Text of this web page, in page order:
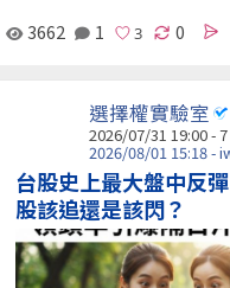
3662 1 0
選擇權實驗室
2026/07/31 19:00 -
2026/08/01 15:18 -
台股史上最大盤中反
股該追還是該閃？